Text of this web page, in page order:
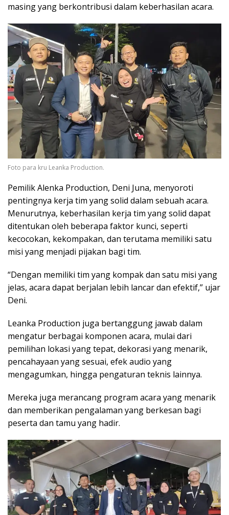
masing yang berkontribusi dalam keberhasilan acara.
Foto para kru Leanka Production.
Pemilik Alenka Production, Deni Juna, menyoroti
pentingnya kerja tim yang solid dalam sebuah acara.
Menurutnya, keberhasilan kerja tim yang solid dapat
ditentukan oleh beberapa faktor kunci, seperti
kecocokan, kekompakan, dan terutama memiliki satu
misi yang menjadi pijakan bagi tim.
“Dengan memiliki tim yang kompak dan satu misi yang
jelas, acara dapat berjalan lebih lancar dan efektif,” ujar
Deni.
Leanka Production juga bertanggung jawab dalam
mengatur berbagai komponen acara, mulai dari
pemilihan lokasi yang tepat, dekorasi yang menarik,
pencahayaan yang sesuai, efek audio yang
mengagumkan, hingga pengaturan teknis lainnya.
Mereka juga merancang program acara yang menarik
dan memberikan pengalaman yang berkesan bagi
peserta dan tamu yang hadir.